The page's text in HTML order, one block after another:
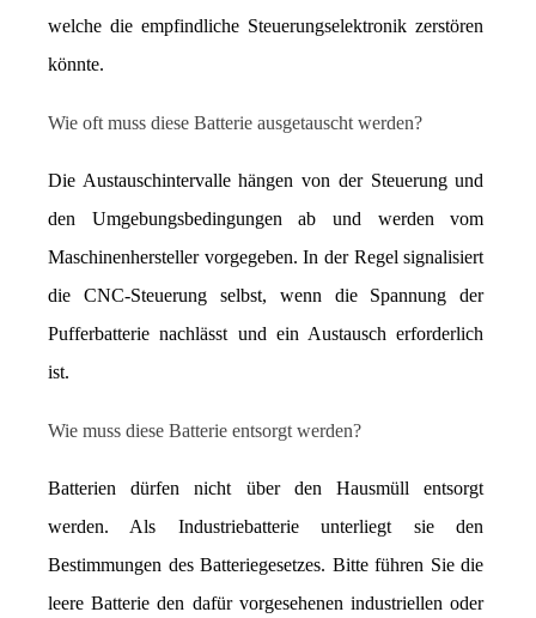
welche die empfindliche Steuerungselektronik zerstören
könnte.
Wie oft muss diese Batterie ausgetauscht werden?
Die Austauschintervalle hängen von der Steuerung und
den Umgebungsbedingungen ab und werden vom
Maschinenhersteller vorgegeben. In der Regel signalisiert
die CNC-Steuerung selbst, wenn die Spannung der
Pufferbatterie nachlässt und ein Austausch erforderlich
ist.
Wie muss diese Batterie entsorgt werden?
Batterien dürfen nicht über den Hausmüll entsorgt
werden. Als Industriebatterie unterliegt sie den
Bestimmungen des Batteriegesetzes. Bitte führen Sie die
leere Batterie den dafür vorgesehenen industriellen oder